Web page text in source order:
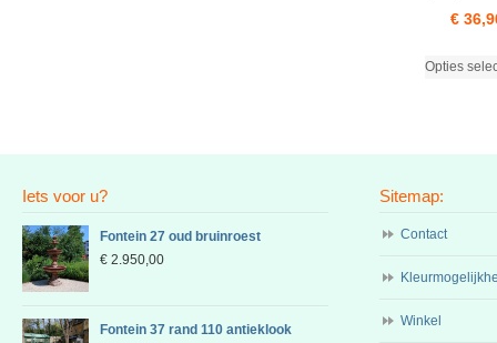
€
Opties
Iets voor u?
Fontein 27 oud bruinroest
€ 2.950,00
Fontein 37 rand 110 antieklook
Sitemap:
Contact
Winkel